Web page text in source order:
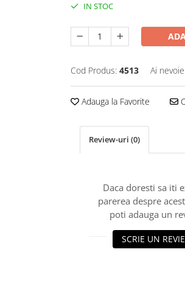
IN STOC
Cod Produs: 4513 Ai
Adauga la Favorite
Review-uri (0)
Daca doresti sa iti
parerea despre
poti adauga un
SCRIE UN